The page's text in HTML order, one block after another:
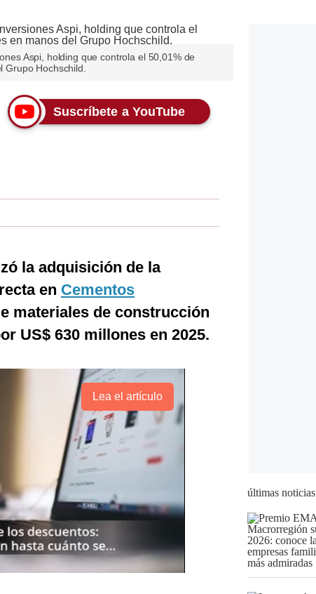
Aspi, holding que controla el 50,01% de
Hochschild.
Suscríbete a YouTube
la adquisición de la
en Cementos
materiales de construcción
US$ 630 millones en 2025.
Lea el artículo
últimas noticias